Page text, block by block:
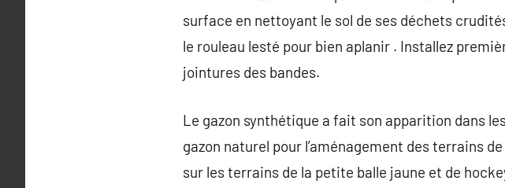
surface en nettoyant le sol de ses déchets
le rouleau lesté pour bien aplanir . Installez
jointures des bandes.
Le gazon synthétique a fait son apparition dans
gazon naturel pour l’aménagement des terrains
sur les terrains de la petite balle jaune et de